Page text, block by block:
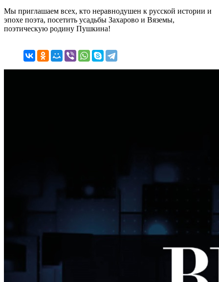
Мы приглашаем всех, кто неравнодушен к русской истории и
эпохе поэта, посетить усадьбы Захарово и Вяземы,
поэтическую родину Пушкина!